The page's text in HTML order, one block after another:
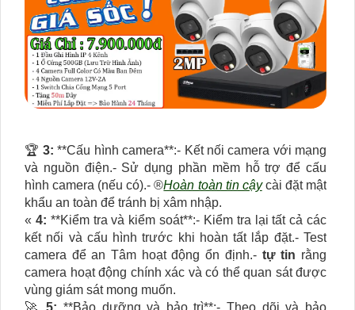
️🏆3: **Cấu hình camera**:- Kết nối camera với mạng
và nguồn điện.- Sử dụng phần mềm hỗ trợ để cấu
hình camera (nếu có).- ®️Hoàn toàn tin cậycài đặt mật
khẩu an toàn để tránh bị xâm nhập.
« 4: **Kiểm tra và kiểm soát**:- Kiểm tra lại tất cả các
kết nối và cấu hình trước khi hoàn tất lắp đặt.- Test
camera để an Tâm hoạt động ổn định.- tự tin rằng
camera hoạt động chính xác và có thể quan sát được
vùng giám sát mong muốn.
🚀5: **Bảo dưỡng và bảo trì**:- Theo dõi và bảo